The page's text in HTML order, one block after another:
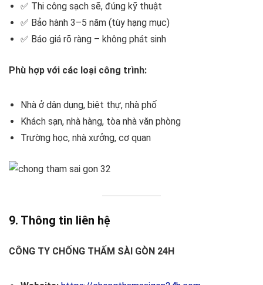
✅ Thi công sạch sẽ, đúng kỹ thuật
✅ Bảo hành 3–5 năm (tùy hạng mục)
✅ Báo giá rõ ràng – không phát sinh
Phù hợp với các loại công trình:
Nhà ở dân dụng, biệt thự, nhà phố
Khách sạn, nhà hàng, tòa nhà văn phòng
Trường học, nhà xưởng, cơ quan
9. Thông tin liên hệ
CÔNG TY CHỐNG THẤM SÀI GÒN 24H